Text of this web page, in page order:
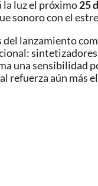
la luz el próximo25
sonoro con el
lanzamiento
una
aún más